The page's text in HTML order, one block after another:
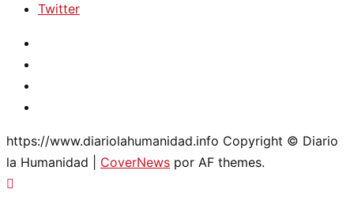
Twitter
https://www.diariolahumanidad.info Copyright © Diario
la Humanidad
CoverNews por AF themes.